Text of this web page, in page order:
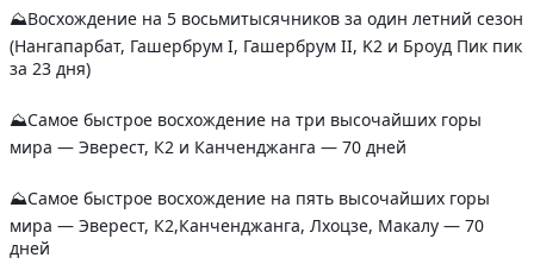
⛰Восхождение на 5 восьмитысячников за один летний сезон
(Нангапарбат, Гашербрум I, Гашербрум II, K2 и Броуд Пик пик
за 23 дня)
⛰Самое быстрое восхождение на три высочайших горы
мира — Эверест, К2 и Канченджанга — 70 дней
⛰Самое быстрое восхождение на пять высочайших горы
мира — Эверест, К2,Канченджанга, Лхоцзе, Макалу — 70
дней